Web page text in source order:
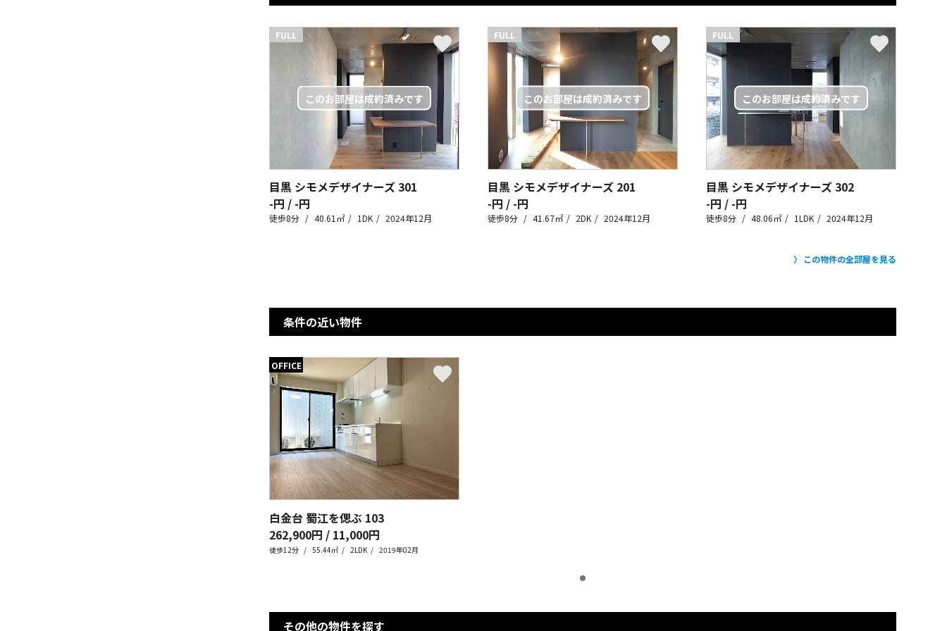
FULL
目黒 シモメデザイナーズ301
-円 / -円
徒歩8分 40.61㎡ 1DK 2024年12月
FULL
目黒 シモメデザイナーズ 201
-円 / -円
徒歩8分 41.67㎡ 2DK 2024年12月
FULL
目黒 シモメデザイナーズ302
-円 / -円
徒歩8分 48.06㎡ 1LDK 2024年12月
この物件の全部屋を見る
条件の近い物件
OFFICE
白金台 蜀江を偲ぶ 103
262,900円 / 11,000円
徒歩12分 55.44㎡ 2LDK 2019年02月
その他の物件を探す